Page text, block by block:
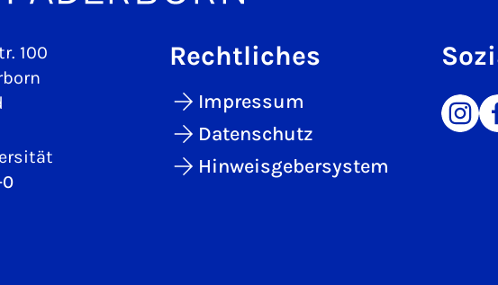
100
0
Rechtliches
Impressum
Datenschutz
Hinweisgebersystem